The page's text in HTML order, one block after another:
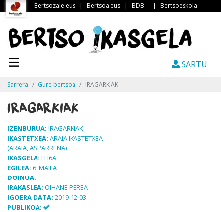
Bertsozale.eus | Bertsoa.eus | BDB | Bertsoeskola
SARTU
Sarrera Gure bertsoa IRAGARKIAK
IRAGARKIAK
IZENBURUA: IRAGARKIAK
IKASTETXEA: ARAIA IKASTETXEA
(ARAIA, ASPARRENA)
IKASGELA: LH6A
EGILEA: 6. MAILA
DOINUA: -
IRAKASLEA: OIHANE PEREA
IGOERA DATA: 2019-12-03
PUBLIKOA: